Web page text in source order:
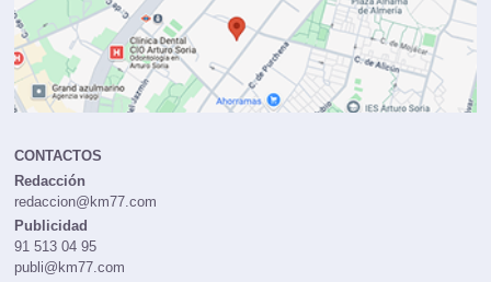
CONTACTOS
Redacción
redaccion@km77.com
Publicidad
91 513 04 95
publi@km77.com